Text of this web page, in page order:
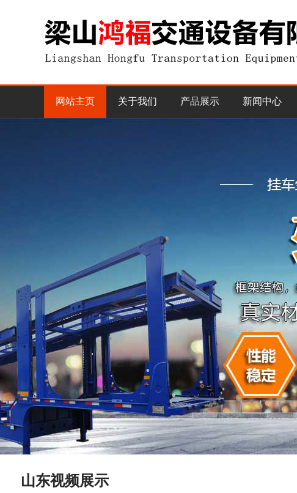
网站主页 关于我们 产品展示 新闻中心
山东视频展示